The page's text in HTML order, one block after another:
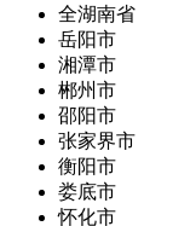
全湖南省
岳阳市
湘潭市
郴州市
邵阳市
张家界市
衡阳市
娄底市
怀化市